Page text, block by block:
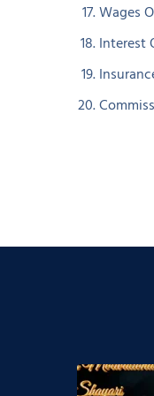
Wages
Interest